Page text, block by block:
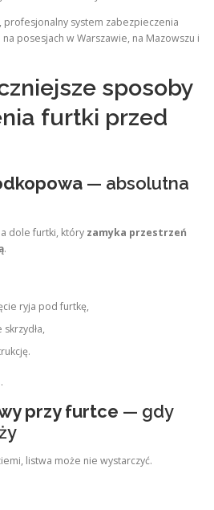
system zabezpieczenia
posesjach w Warszawie, na Mazowszu i
sposoby
furtki przed
— absolutna
dole furtki, który zamyka przestrzeń
.
ryja pod furtkę,
przy furtce — gdy
listwa może nie wystarczyć.